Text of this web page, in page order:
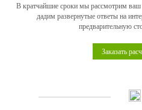
В кратчайшие сроки мы рассмотрим ваш
дадим развернутые ответы на
предварительную
Заказать